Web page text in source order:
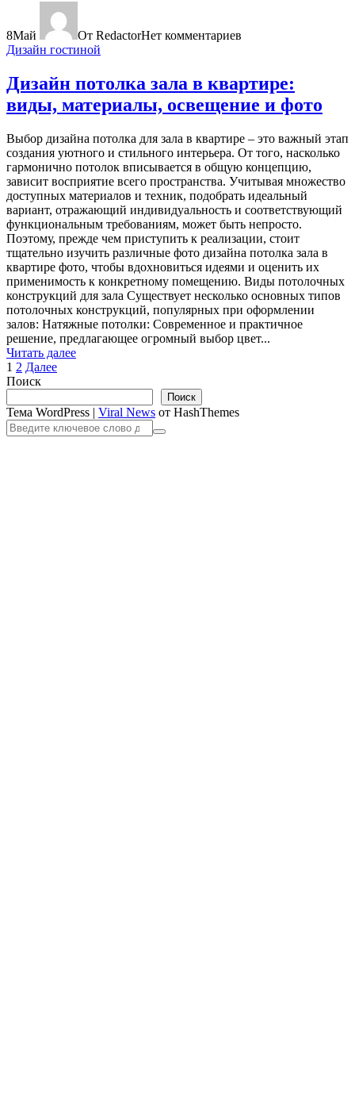
8Май От RedactorНет комментариев
Дизайн гостиной
Дизайн потолка зала в квартире:
виды, материалы, освещение и фото
Выбор дизайна потолка для зала в квартире – это важный этап
создания уютного и стильного интерьера. От того, насколько
гармонично потолок вписывается в общую концепцию,
зависит восприятие всего пространства. Учитывая множество
доступных материалов и техник, подобрать идеальный
вариант, отражающий индивидуальность и соответствующий
функциональным требованиям, может быть непросто.
Поэтому, прежде чем приступить к реализации, стоит
тщательно изучить различные фото дизайна потолка зала в
квартире фото, чтобы вдохновиться идеями и оценить их
применимость к конкретному помещению. Виды потолочных
конструкций для зала Существует несколько основных типов
потолочных конструкций, популярных при оформлении
залов: Натяжные потолки: Современное и практичное
решение, предлагающее огромный выбор цвет...
Читать далее
Пагинация
записей
1 2 Далее
Поиск
Поиск
Тема WordPress | Viral News от HashThemes